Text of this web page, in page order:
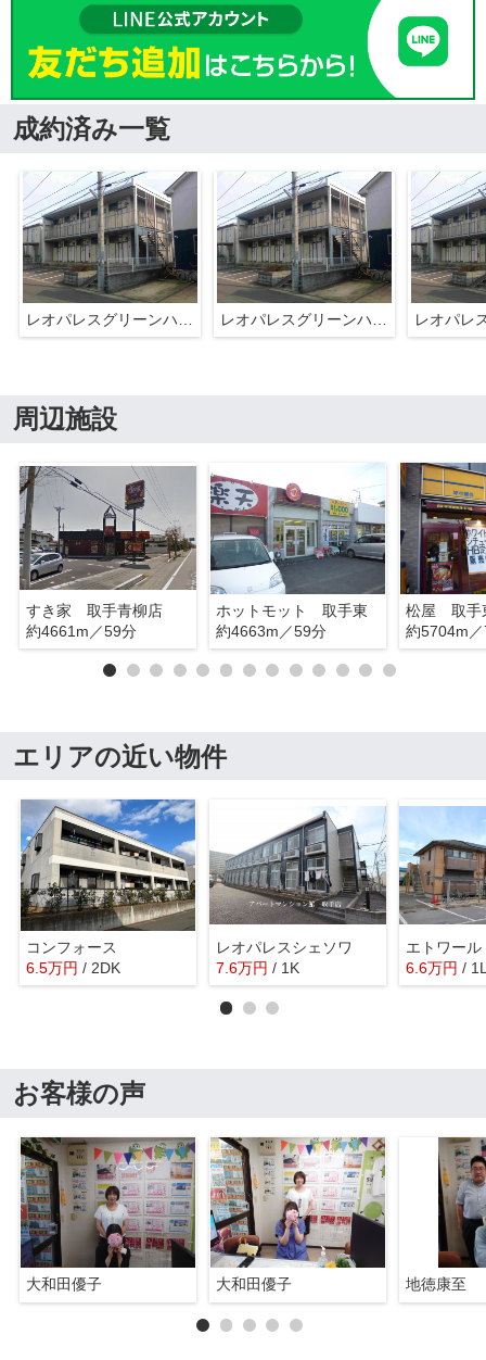
成約済み一覧
周辺施設
すき家 取手青柳店
約4661m／59分
ホットモット 取手東
約4663m／59分
松屋 取手
約5704m
エリアの近い物件
コンフォース
6.5万円 / 2DK
レオパレスシェソワ
7.6万円 / 1K
エトワール
6.6万円 /
お客様の声
大和田優子 大和田優子 地徳康至